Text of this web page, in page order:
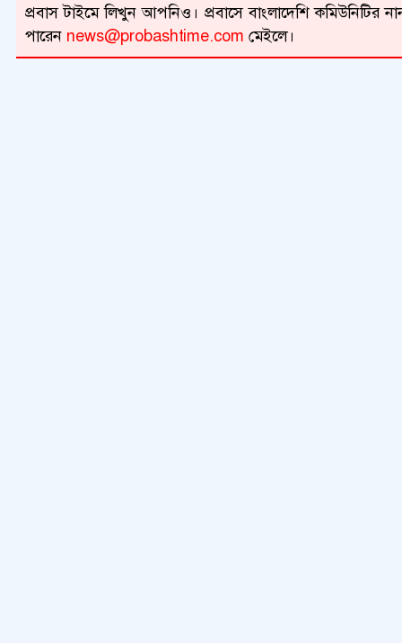
প্রবাস টাইমে লিখুন আপনিও। প্রবাসে বাংলাদেশি কমিউনিটির
পারেন news@probashtime.com মেইলে।